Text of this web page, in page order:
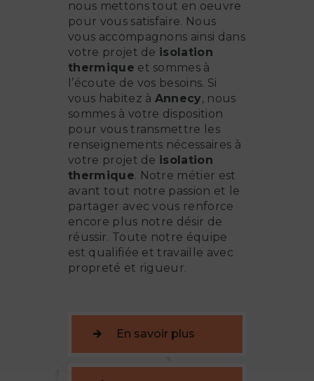
nous mettons tout en oeuvre
pour vous satisfaire. Nous
vous accompagnons ainsi dans
votre projet de isolation
thermique et sommes à
l’écoute de vos besoins. Si
vous habitez à Annecy, nous
sommes à votre disposition
pour vous transmettre les
renseignements nécessaires à
votre projet de isolation
thermique. Notre métier est
avant tout notre passion et le
partager avec vous renforce
encore plus notre désir de
réussir. Toute notre équipe
est qualifiée et travaille avec
propreté et rigueur.
En savoir plus